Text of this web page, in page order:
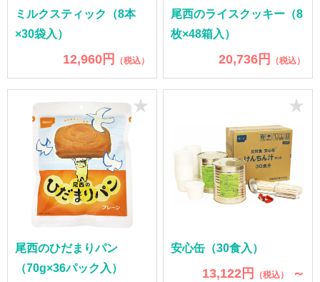
ミルクスティック（8本
×30袋入）
12,960円 （税込）
尾西のライスクッキー（8
枚×48箱入）
20,736円 （税込）
尾西のひだまりパン
（70g×36パック入）
★
安心缶（30食入）
13,122円 （税込）
～
★